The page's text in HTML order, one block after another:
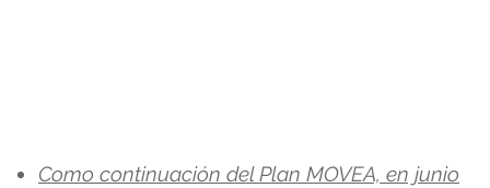
Como continuación del Plan MOVEA, en junio